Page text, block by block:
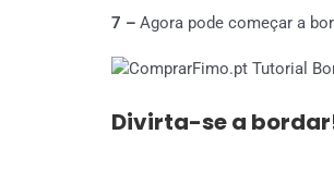
7 – Agora pode começar a
Divirta-se a